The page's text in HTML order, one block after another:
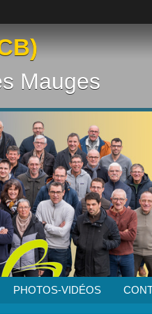
Mauges
PHOTOS-VIDÉOS